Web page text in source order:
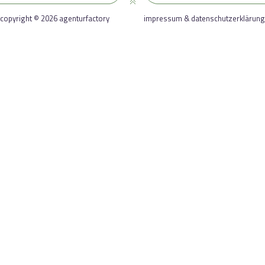
copyright © 2026 agenturfactory impressum & datenschutzerklärung